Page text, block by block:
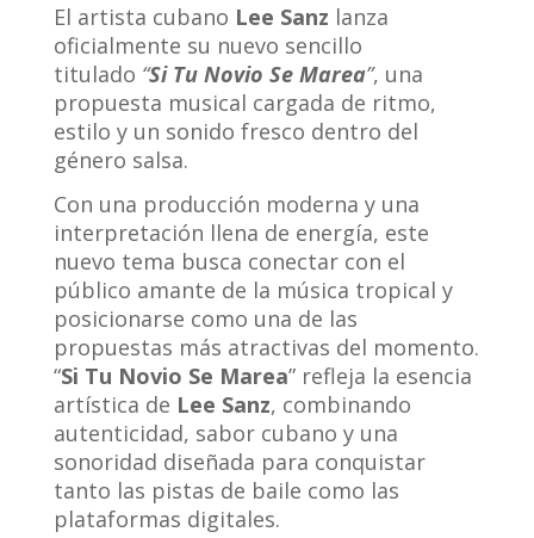
El artista cubano Lee Sanz lanza
oficialmente su nuevo sencillo
titulado “Si Tu Novio Se Marea”, una
propuesta musical cargada de ritmo,
estilo y un sonido fresco dentro del
género salsa.
Con una producción moderna y una
interpretación llena de energía, este
nuevo tema busca conectar con el
público amante de la música tropical y
posicionarse como una de las
propuestas más atractivas del momento.
“Si Tu Novio Se Marea” refleja la esencia
artística de Lee Sanz, combinando
autenticidad, sabor cubano y una
sonoridad diseñada para conquistar
tanto las pistas de baile como las
plataformas digitales.